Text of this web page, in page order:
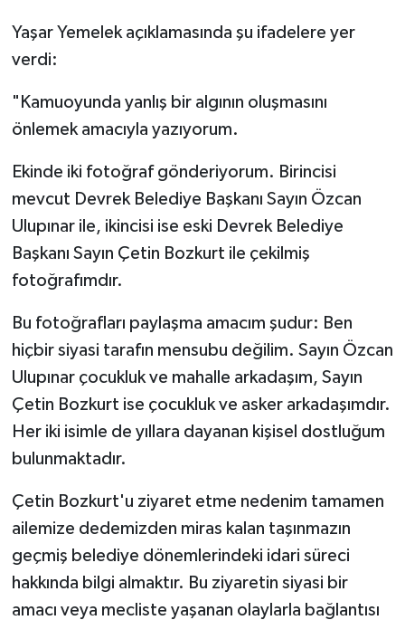
Yaşar Yemelek açıklamasında şu ifadelere yer
verdi:
"Kamuoyunda yanlış bir algının oluşmasını
önlemek amacıyla yazıyorum.
Ekinde iki fotoğraf gönderiyorum. Birincisi
mevcut Devrek Belediye Başkanı Sayın Özcan
Ulupınar ile, ikincisi ise eski Devrek Belediye
Başkanı Sayın Çetin Bozkurt ile çekilmiş
fotoğrafımdır.
Bu fotoğrafları paylaşma amacım şudur: Ben
hiçbir siyasi tarafın mensubu değilim. Sayın Özcan
Ulupınar çocukluk ve mahalle arkadaşım, Sayın
Çetin Bozkurt ise çocukluk ve asker arkadaşımdır.
Her iki isimle de yıllara dayanan kişisel dostluğum
bulunmaktadır.
Çetin Bozkurt'u ziyaret etme nedenim tamamen
ailemize dedemizden miras kalan taşınmazın
geçmiş belediye dönemlerindeki idari süreci
hakkında bilgi almaktır. Bu ziyaretin siyasi bir
amacı veya mecliste yaşanan olaylarla bağlantısı